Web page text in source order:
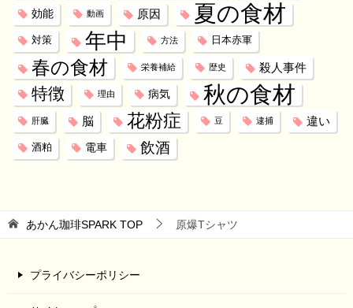
効能 動画 原因 夏の食材
対策 年中 方法 日本赤軍
春の食材 栄養補給 歴史 殺人事件
特徴 理由 病気 秋の食材
肝臓 脳 花粉症 豆 逮捕 違い
酒粕 電車 飲酒
あかん珈琲SPARK TOP 原爆Tシャツ
プライバシーポリシー